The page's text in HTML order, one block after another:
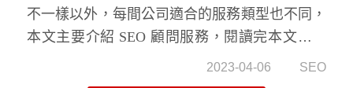
不一樣以外，每間公司適合的服務類型也不同，
本文主要介紹 SEO 顧問服務，閱讀完本文可以
讓你更清楚選擇哪一種服務類型最適合你的公
2023-04-06 SEO